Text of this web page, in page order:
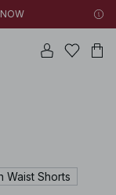
Waist Shorts